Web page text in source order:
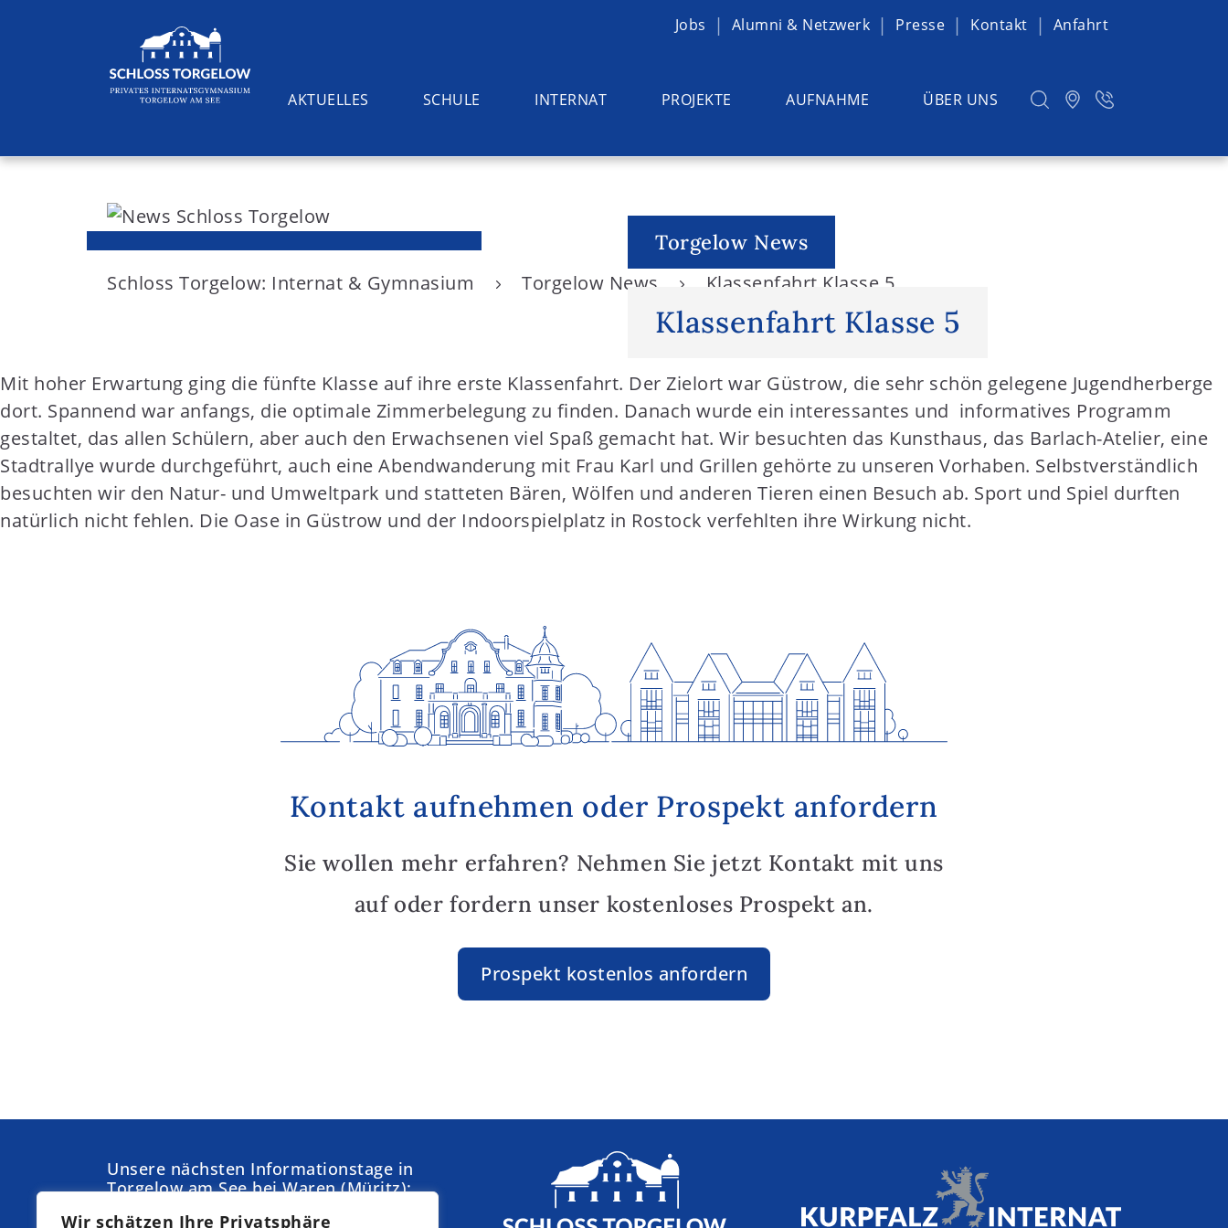
Wir schätzen Ihre Privatsphäre
S
n
t
e
n
t
Jobs Alumni & Netzwerk Presse Kontakt Anfahrt
AKTUELLES SCHULE INTERNAT PROJEKTE AUFNAHME ÜBER UNS
Suchen Torgelow News
Klassenfahrt Klasse 5
Schloss Torgelow: Internat & Gymnasium Torgelow News Klassenfahrt Klasse 5
Mit hoher Erwartung ging die fünfte Klasse auf ihre erste Klassenfahrt. Der Zielort war Güstrow, die sehr schön gelegene Jugendherberge
dort. Spannend war anfangs, die optimale Zimmerbelegung zu finden. Danach wurde ein interessantes und informatives Programm
gestaltet, das allen Schülern, aber auch den Erwachsenen viel Spaß gemacht hat. Wir besuchten das Kunsthaus, das Barlach-Atelier, eine
Stadtrallye wurde durchgeführt, auch eine Abendwanderung mit Frau Karl und Grillen gehörte zu unseren Vorhaben. Selbstverständlich
besuchten wir den Natur- und Umweltpark und statteten Bären, Wölfen und anderen Tieren einen Besuch ab. Sport und Spiel durften
natürlich nicht fehlen. Die Oase in Güstrow und der Indoorspielplatz in Rostock verfehlten ihre Wirkung nicht.
Kontakt aufnehmen oder Prospekt anfordern
Sie wollen mehr erfahren? Nehmen Sie jetzt Kontakt mit uns
auf oder fordern unser kostenloses Prospekt an.
Prospekt kostenlos anfordern
Unsere nächsten Informationstage in
Torgelow am See bei Waren (Müritz):